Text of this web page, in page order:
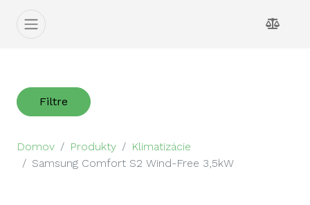
Filtre
Domov Produkty
Klimatizácie
Samsung Comfort S2 Wind-Free 3,5kW